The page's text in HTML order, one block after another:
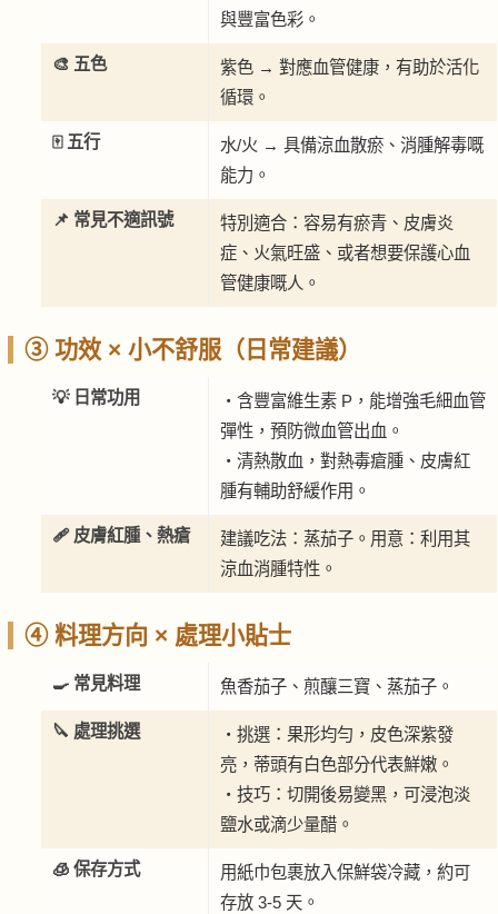
與豐富色彩。
🎨 五色
紫色 → 對應血管健康，有助於活化
循環。
🀄 五行
水/火 → 具備涼血散瘀、消腫解毒嘅
能力。
📌 常見不適訊號
特別適合：容易有瘀青、皮膚炎
症、火氣旺盛、或者想要保護心血
管健康嘅人。
③ 功效 × 小不舒服（日常建議）
💡 日常功用
・含豐富維生素 P，能增強毛細血管
彈性，預防微血管出血。
・清熱散血，對熱毒瘡腫、皮膚紅
腫有輔助舒緩作用。
🩹 皮膚紅腫、熱瘡
建議吃法：蒸茄子。用意：利用其
涼血消腫特性。
④ 料理方向 × 處理小貼士
🍳 常見料理 魚香茄子、煎釀三寶、蒸茄子。
🔪 處理挑選
・挑選：果形均勻，皮色深紫發
亮，蒂頭有白色部分代表鮮嫩。
・技巧：切開後易變黑，可浸泡淡
鹽水或滴少量醋。
🧊 保存方式
用紙巾包裹放入保鮮袋冷藏，約可
存放 3-5 天。